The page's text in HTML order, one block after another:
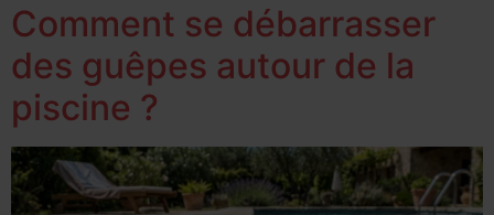
Comment se débarrasser
des guêpes autour de la
piscine ?